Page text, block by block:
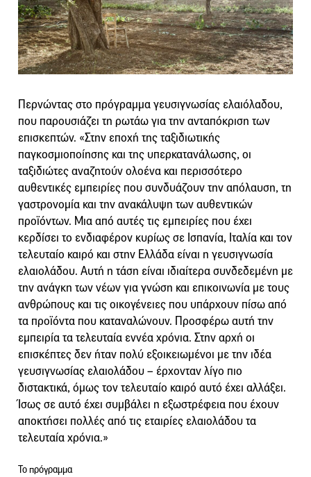
Περνώντας στο πρόγραμμα γευσιγνωσίας ελαιόλαδου,
που παρουσιάζει τη ρωτάω για την ανταπόκριση των
επισκεπτών. «Στην εποχή της ταξιδιωτικής
παγκοσμιοποίησης και της υπερκατανάλωσης, οι
ταξιδιώτες αναζητούν ολοένα και περισσότερο
αυθεντικές εμπειρίες που συνδυάζουν την απόλαυση, τη
γαστρονομία και την ανακάλυψη των αυθεντικών
προϊόντων. Μια από αυτές τις εμπειρίες που έχει
κερδίσει το ενδιαφέρον κυρίως σε Ισπανία, Ιταλία και τον
τελευταίο καιρό και στην Ελλάδα είναι η γευσιγνωσία
ελαιολάδου. Αυτή η τάση είναι ιδιαίτερα συνδεδεμένη με
την ανάγκη των νέων για γνώση και επικοινωνία με τους
ανθρώπους και τις οικογένειες που υπάρχουν πίσω από
τα προϊόντα που καταναλώνουν. Προσφέρω αυτή την
εμπειρία τα τελευταία εννέα χρόνια. Στην αρχή οι
επισκέπτες δεν ήταν πολύ εξοικειωμένοι με την ιδέα
γευσιγνωσίας ελαιολάδου – έρχονταν λίγο πιο
διστακτικά, όμως τον τελευταίο καιρό αυτό έχει αλλάξει.
Ίσως σε αυτό έχει συμβάλει η εξωστρέφεια που έχουν
αποκτήσει πολλές από τις εταιρίες ελαιολάδου τα
τελευταία χρόνια.»
Το πρόγραμμα